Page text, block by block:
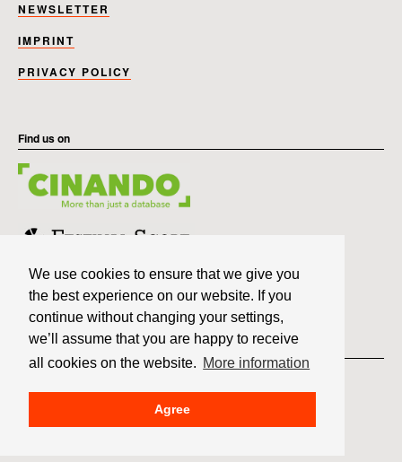
We use cookies to ensure that we give you
the best experience on our website. If you
continue without changing your settings,
we’ll assume that you are happy to receive
all cookies on the website. More information
Agree
NEWSLETTER
IMPRINT
PRIVACY POLICY
Find us on